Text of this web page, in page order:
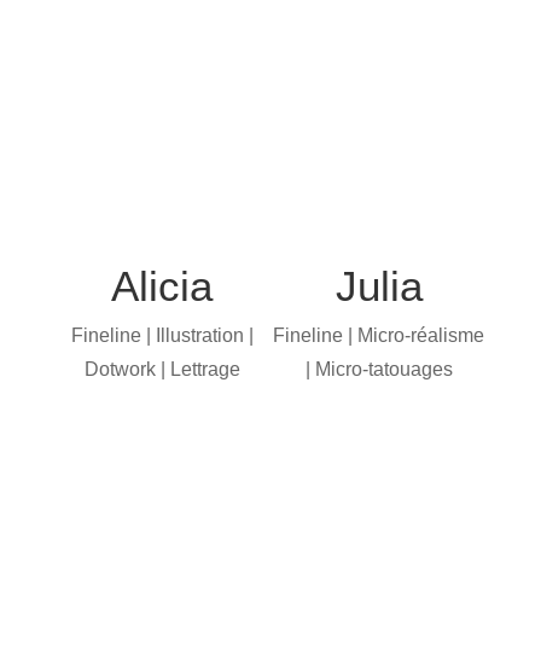
Alicia
Fineline | Illustration |
Dotwork | Lettrage
Julia
Fineline | Micro-réalisme
| Micro-tatouages